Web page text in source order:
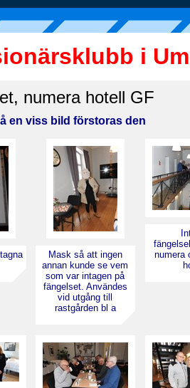
i
numera hotell GF
en viss bild förstoras den
Mask så att ingen
annan kunde se vem
som var intagen på
fängelset. Användes
vid utgång till
rastgården bl a
numera